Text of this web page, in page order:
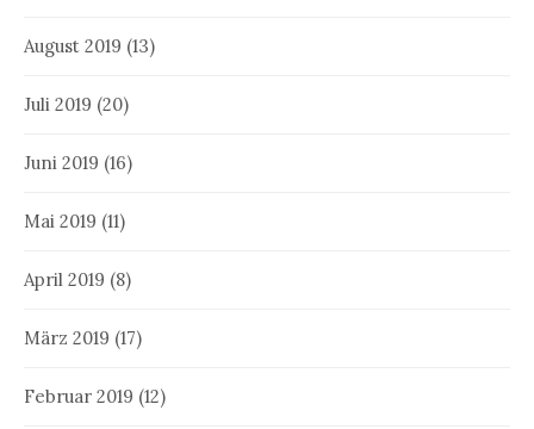
August 2019 (13)
Juli 2019 (20)
Juni 2019 (16)
Mai 2019 (11)
April 2019 (8)
März 2019 (17)
Februar 2019 (12)